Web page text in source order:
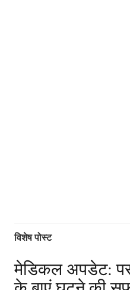
विशेष पोस्ट
मेडिकल अपडेट: